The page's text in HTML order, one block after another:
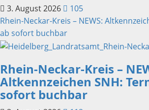
3. August 2026
105
Rhein-Neckar-Kreis – NEWS:
ab sofort buchbar
Rhein-Neckar-Kreis –
Altkennzeichen SNH:
sofort buchbar